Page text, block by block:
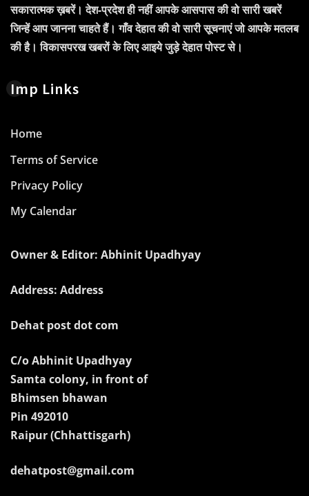
सकारात्मक ख़बरें। देश-प्रदेश ही नहीं आपके आसपास की वो सारी खबरें
जिन्हें आप जानना चाहते हैं। गाँव देहात की वो सारी सूचनाएं जो आपके मतलब
की है। विकासपरख खबरों के लिए आइये जुड़े देहात पोस्ट से।
Imp Links
Home
Terms of Service
Privacy Policy
My Calendar
Owner & Editor: Abhinit Upadhyay
Address: Address
Dehat post dot com
C/o Abhinit Upadhyay
Samta colony, in front of
Bhimsen bhawan
Pin 492010
Raipur (Chhattisgarh)
dehatpost@gmail.com